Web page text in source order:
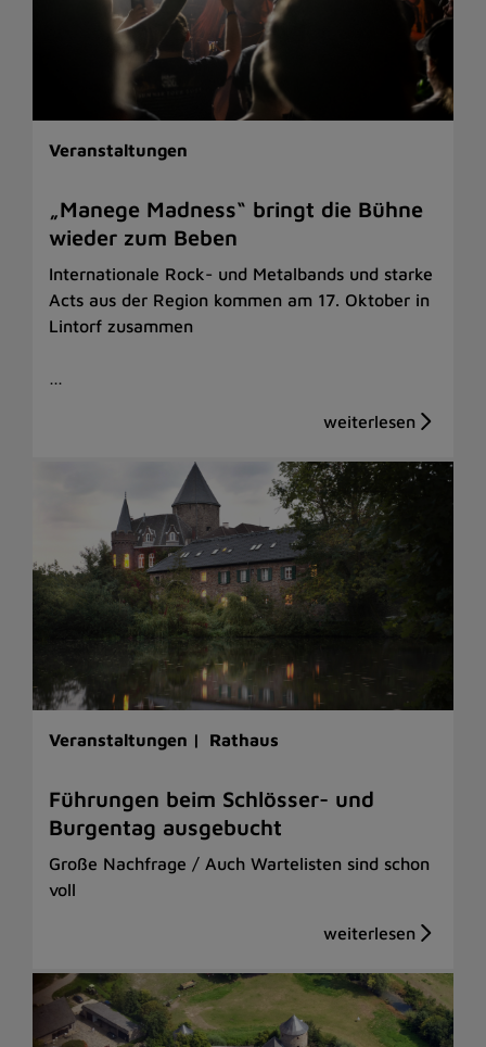
Veranstaltungen
„Manege Madness“ bringt die Bühne
wieder zum Beben
Internationale Rock- und Metalbands und starke
Acts aus der Region kommen am 17. Oktober in
Lintorf zusammen
…
Veranstaltungen | Rathaus
Führungen beim Schlösser- und
Burgentag ausgebucht
Große Nachfrage / Auch Wartelisten sind schon
voll